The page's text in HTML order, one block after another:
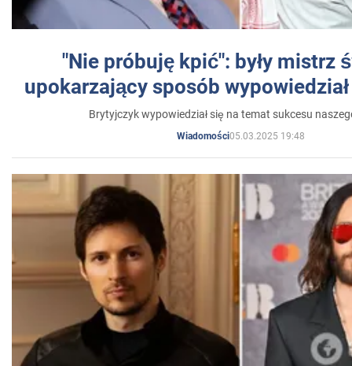
"Nie próbuję kpić": były mistrz
upokarzający sposób
Brytyjczyk wypowiedział się na temat sukcesu
Wiadomości05.03.2025 19:48